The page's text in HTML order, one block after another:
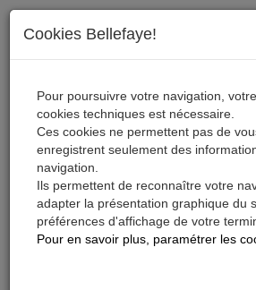
S'inscrire,
Cookies Bellefaye!
Pour poursuivre votre navigation,
cookies techniques est nécessaire.
Ces cookies ne permettent pas de
enregistrent seulement des
navigation.
Ils permettent de reconnaître votre
adapter la présentation graphique du
préférences d'affichage de votre
Pour en savoir plus, paramétrer les